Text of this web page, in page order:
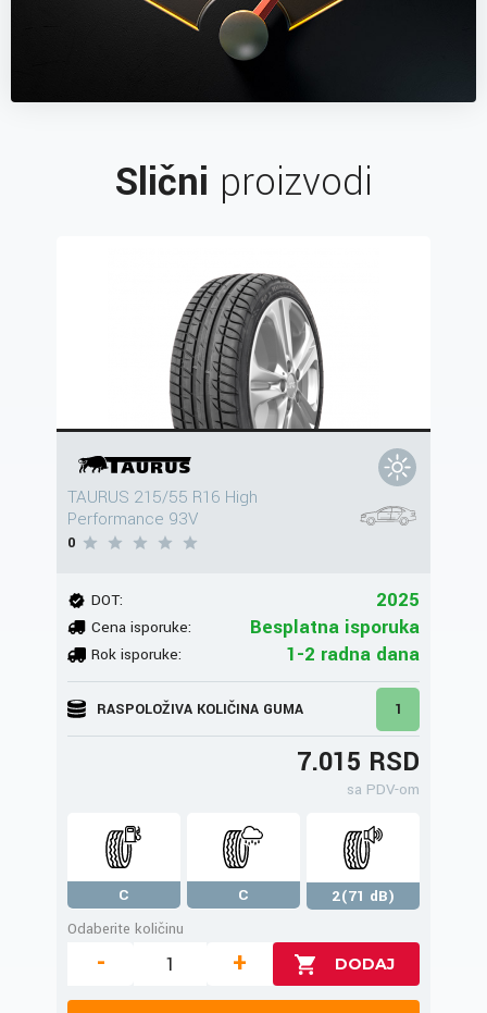
Slični proizvodi
TAURUS 215/55 R16 High
Performance 93V
0
DOT: 2025
Cena isporuke: Besplatna isporuka
Rok isporuke: 1-2 radna dana
RASPOLOŽIVA KOLIČINA GUMA 1
7.015 RSD
sa PDV-om
C C
2(71 dB)
Odaberite količinu
- +